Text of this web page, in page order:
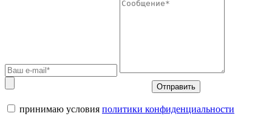
Отправить
принимаю условия политики конфиденциальности